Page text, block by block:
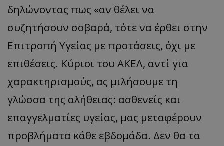
δηλώνοντας πως «αν θέλει να
συζητήσουν σοβαρά, τότε να έρθει στην
Επιτροπή Υγείας με προτάσεις, όχι με
επιθέσεις. Κύριοι του ΑΚΕΛ, αντί για
χαρακτηρισμούς, ας μιλήσουμε τη
γλώσσα της αλήθειας: ασθενείς και
επαγγελματίες υγείας, μας μεταφέρουν
προβλήματα κάθε εβδομάδα. Δεν θα τα